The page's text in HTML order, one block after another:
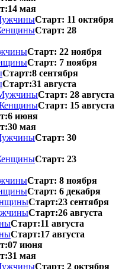
мая
Старт: 11 октября
Старт: 28
Старт: 22 ноября
Старт: 7 ноября
Старт:8 сентября
Старт:31 августа
Старт: 28 августа
Старт: 15 августа
июня
мая
Старт: 30
Старт: 23
Старт: 8 ноября
Старт: 6 декабря
Старт:23 сентября
Старт:26 августа
Старт:11 августа
Старт:17 августа
июня
мая
Старт: 2 октября